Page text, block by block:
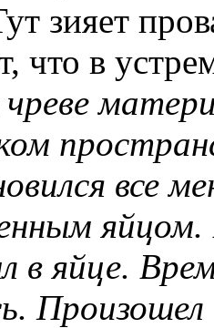
зияет
что в
все
яйцом.
в яйце.